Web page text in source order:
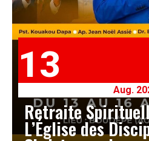
13
Aug.
Retraite
L’Église des